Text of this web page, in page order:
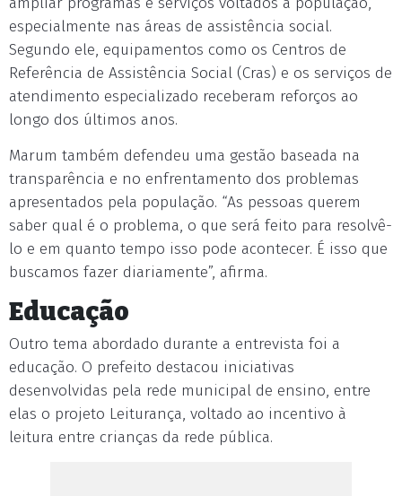
especialmente nas áreas de assistência social.
Segundo ele, equipamentos como os Centros de
Referência de Assistência Social (Cras) e os serviços de
atendimento especializado receberam reforços ao
longo dos últimos anos.
Marum também defendeu uma gestão baseada na
transparência e no enfrentamento dos problemas
apresentados pela população. “As pessoas querem
saber qual é o problema, o que será feito para resolvê-
lo e em quanto tempo isso pode acontecer. É isso que
buscamos fazer diariamente”, afirma.
Educação
Outro tema abordado durante a entrevista foi a
educação. O prefeito destacou iniciativas
desenvolvidas pela rede municipal de ensino, entre
elas o projeto Leiturança, voltado ao incentivo à
leitura entre crianças da rede pública.